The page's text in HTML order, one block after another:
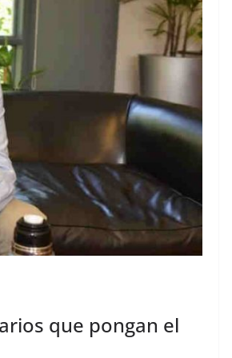
que pongan el